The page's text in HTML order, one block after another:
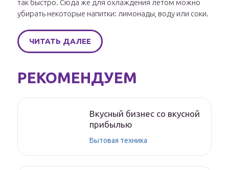
так быстро. Сюда же для охлаждения летом можно
убирать некоторые напитки: лимонады, воду или соки.
ЧИТАТЬ ДАЛЕЕ
РЕКОМЕНДУЕМ
Вкусный бизнес со вкусной
прибылью
Бытовая техника